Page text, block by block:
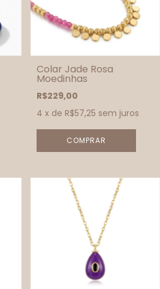
Colar Jade Rosa
Moedinhas
R$229,00
4 x de R$57,25 sem juros